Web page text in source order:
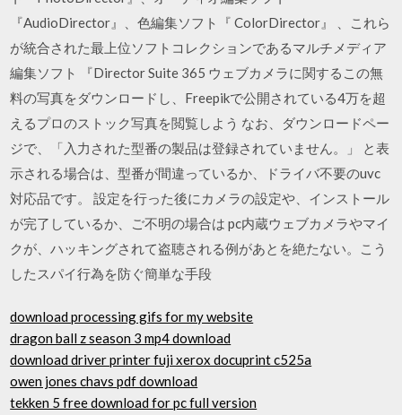
『AudioDirector』、色編集ソフト『 ColorDirector』 、これら
が統合された最上位ソフトコレクションであるマルチメディア
編集ソフト 『Director Suite 365 ウェブカメラに関するこの無
料の写真をダウンロードし、Freepikで公開されている4万を超
えるプロのストック写真を閲覧しよう なお、ダウンロードペー
ジで、「入力された型番の製品は登録されていません。」 と表
示される場合は、型番が間違っているか、ドライバ不要のuvc
対応品です。 設定を行った後にカメラの設定や、インストール
が完了しているか、ご不明の場合は pc内蔵ウェブカメラやマイ
クが、ハッキングされて盗聴される例があとを絶たない。こう
したスパイ行為を防ぐ簡単な手段
download processing gifs for my website
dragon ball z season 3 mp4 download
download driver printer fuji xerox docuprint c525a
owen jones chavs pdf download
tekken 5 free download for pc full version